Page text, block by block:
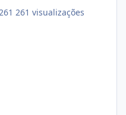
isistem:
261 visualizações